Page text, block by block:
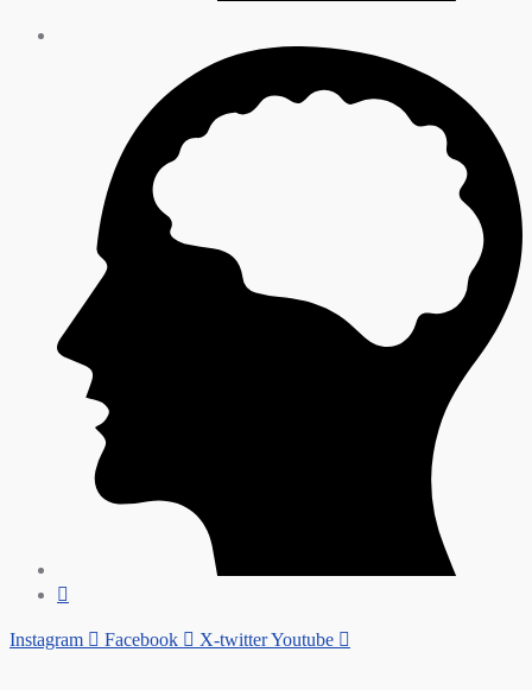
Instagram Facebook X-twitterYoutube